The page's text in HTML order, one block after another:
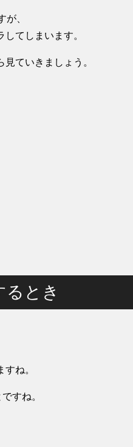
、
てしまいます。
ていきましょう。
とき
ね。
すね。